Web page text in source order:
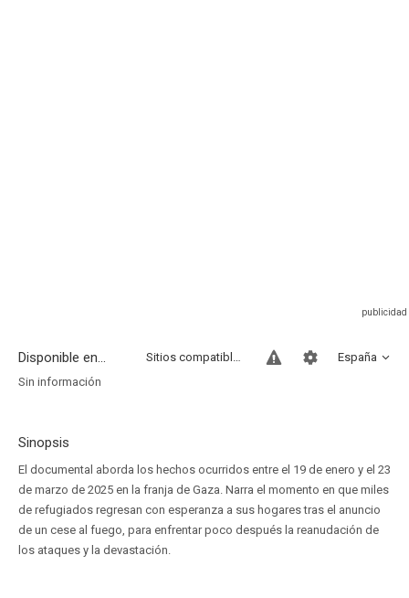
Disponible en... España
Sitios compatibles
Sin información
Sinopsis
El documental aborda los hechos ocurridos entre el 19 de enero y el 23
de marzo de 2025 en la franja de Gaza. Narra el momento en que miles
de refugiados regresan con esperanza a sus hogares tras el anuncio
de un cese al fuego, para enfrentar poco después la reanudación de
los ataques y la devastación.